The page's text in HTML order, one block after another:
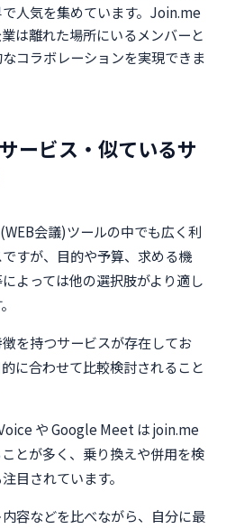
人気を集めています。Join.me
は離れた場所にいるメンバーと
コラボレーションを実現できま
ービス・似ているサ
会議)ツールの中でも広く利
すが、目的や予算、求める機
よっては他の選択肢がより適し
を持つサービスが存在してお
に合わせて比較検討されること
や Google Meet は join.me
とが多く、乗り換えや併用を検
目されています。
容などを比べながら、自分に最